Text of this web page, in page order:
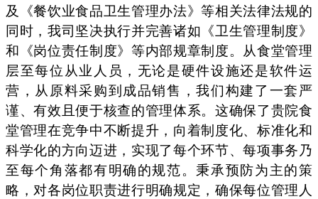
及《餐饮业食品卫生管理办法》等相关法律法规的
同时，我司坚决执行并完善诸如《卫生管理制度》
和《岗位责任制度》等内部规章制度。从食堂管理
层至每位从业人员，无论是硬件设施还是软件运
营，从原料采购到成品销售，我们构建了一套严
谨、有效且便于核查的管理体系。这确保了贵院食
堂管理在竞争中不断提升，向着制度化、标准化和
科学化的方向迈进，实现了每个环节、每项事务乃
至每个角落都有明确的规范。秉承预防为主的策
略，对各岗位职责进行明确规定，确保每位管理人